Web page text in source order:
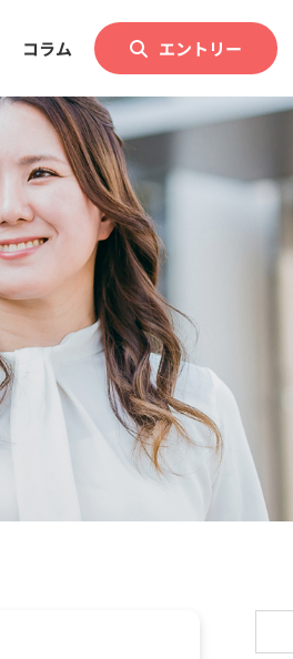
コラム エントリー